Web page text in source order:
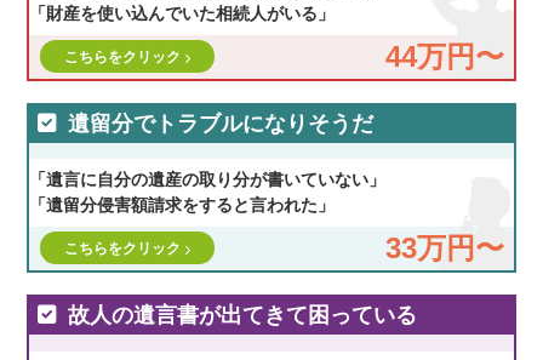
「財産を使い込んでいた相続人がいる」
44万円〜
こちらをクリック
遺留分でトラブルになりそうだ
「遺言に自分の遺産の取り分が書いていない」
「遺留分侵害額請求をすると言われた」
33万円〜
こちらをクリック
故人の遺言書が出てきて困っている